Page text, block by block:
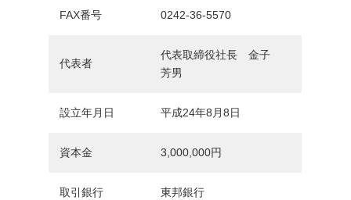
FAX番号 0242-36-5570
代表者
代表取締役社長 金子
芳男
設立年月日 平成24年8月8日
資本金 3,000,000円
取引銀行 東邦銀行